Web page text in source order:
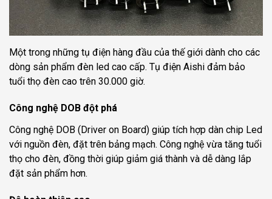
Một trong những tụ điện hàng đầu của thế giới dành cho các
dòng sản phẩm đèn led cao cấp. Tụ điện Aishi đảm bảo
tuổi thọ đèn cao trên 30.000 giờ.
Công nghệ DOB đột phá
Công nghệ DOB (Driver on Board) giúp tích hợp dàn chip Led
với nguồn đèn, đặt trên bảng mạch. Công nghệ vừa tăng tuổi
thọ cho đèn, đồng thời giúp giảm giá thành và dễ dàng lắp
đặt sản phẩm hơn.